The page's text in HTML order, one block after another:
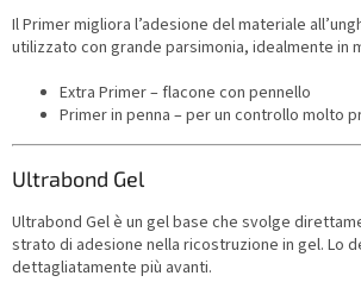
Il Primer migliora l’adesione del materiale
utilizzato con grande parsimonia, idealmente in
Extra Primer – flacone con pennello
Primer in penna – per un controllo molto
Ultrabond Gel
Ultrabond Gel è un gel base che svolge
strato di adesione nella ricostruzione in gel. Lo
dettagliatamente più avanti.